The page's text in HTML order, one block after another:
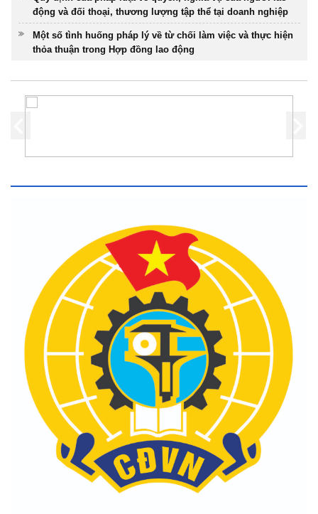
động và đối thoại, thương lượng tập thể tại doanh nghiệp
Một số tình huống pháp lý về từ chối làm việc và thực hiện
thỏa thuận trong Hợp đồng lao động